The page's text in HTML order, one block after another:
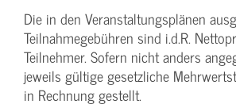
Die in den Veranstaltungsplänen
Teilnahmegebühren sind i.d.R.
Teilnehmer. Sofern nicht anders
jeweils gültige gesetzliche
in Rechnung gestellt.